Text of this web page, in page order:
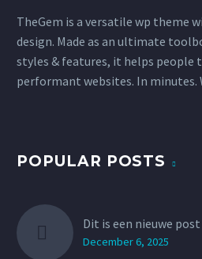
TheGem is a versatile wp theme
design. Made as an ultimate
styles & features, it helps people
performant websites. In minutes.
POPULAR POSTS
Dit is een nieuwe post
December 6, 2025